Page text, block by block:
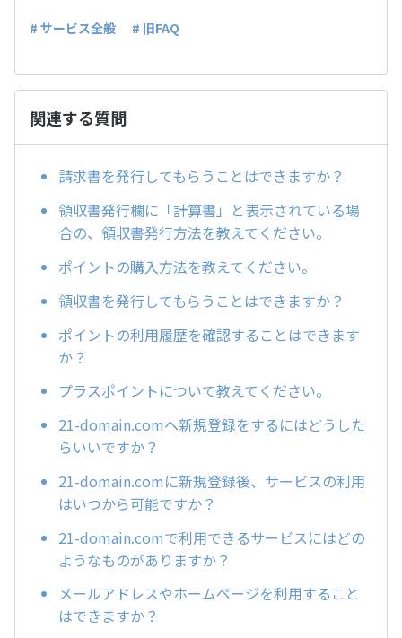
# サービス全般 # 旧FAQ
関連する質問
請求書を発行してもらうことはできますか？
領収書発行欄に「計算書」と表示されている場
合の、領収書発行方法を教えてください。
ポイントの購入方法を教えてください。
領収書を発行してもらうことはできますか？
ポイントの利用履歴を確認することはできます
か？
プラスポイントについて教えてください。
21-domain.comへ新規登録をするにはどうした
らいいですか？
21-domain.comに新規登録後、サービスの利用
はいつから可能ですか？
21-domain.comで利用できるサービスにはどの
ようなものがありますか？
メールアドレスやホームページを利用すること
はできますか？